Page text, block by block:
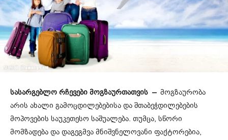
სასარგებლო რჩევები მოგზაურთათვის – მოგზაურობა
არის ახალი გამოცდილებებისა და შთაბეჭდილებების
მოპოვების საუკეთესო საშუალება. თუმცა, სწორი
მომზადება და დაგეგმვა მნიშვნელოვანი ფაქტორებია,